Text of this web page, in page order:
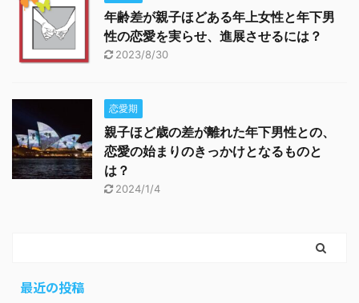
年齢差が親子ほどある年上女性と年下男
性の恋愛を実らせ、進展させるには？
2023/8/30
恋愛期
親子ほど歳の差が離れた年下男性との、
恋愛の始まりのきっかけとなるものと
は？
2024/1/4
最近の投稿